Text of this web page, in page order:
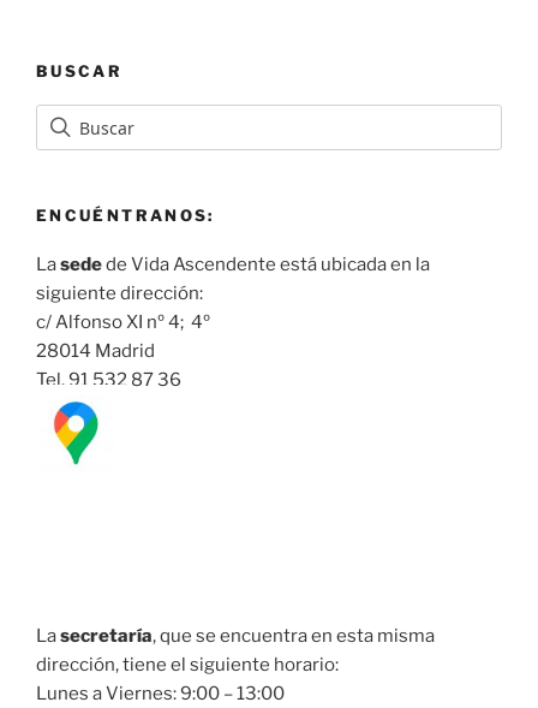
BUSCAR
ENCUÉNTRANOS:
Lasedede Vida Ascendente está ubicada en la
siguiente dirección:
c/ Alfonso XI nº 4; 4º
28014 Madrid
Tel. 91 532 87 36
Lasecretaría, que se encuentra en esta misma
dirección, tiene el siguiente horario:
Lunes a Viernes: 9:00 – 13:00